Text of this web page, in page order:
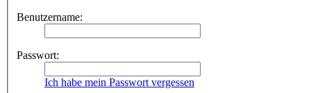
Benutzername:
Passwort:
Ich habe mein Passwort vergessen